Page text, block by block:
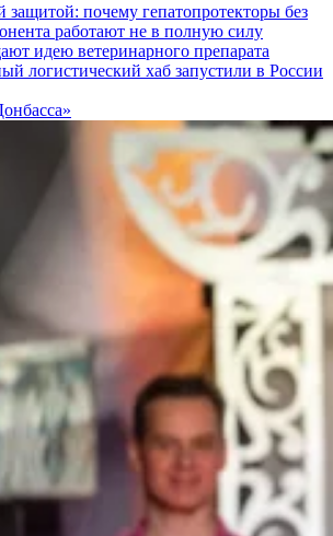
почему гепатопротекторы без
работают не в полную силу
идею ветеринарного препарата
логистический хаб запустили в России